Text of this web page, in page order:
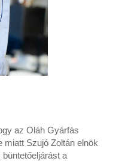
az Oláh Gyárfás
miatt Szujó Zoltán elnök
a